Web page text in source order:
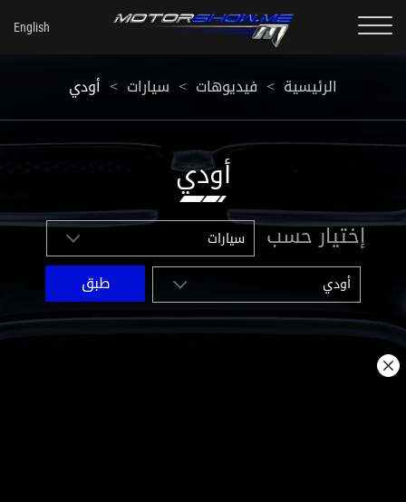
الرئيسية < فيديوهات < سيارات < أودي
أودي
إختيار حسب